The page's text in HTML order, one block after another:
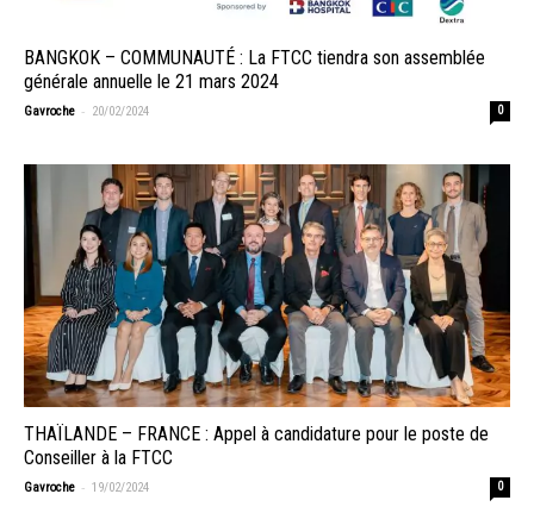
BANGKOK – COMMUNAUTÉ : La FTCC tiendra son assemblée
générale annuelle le 21 mars 2024
Gavroche - 20/02/2024 0
THAÏLANDE – FRANCE : Appel à candidature pour le poste de
Conseiller à la FTCC
Gavroche - 19/02/2024 0